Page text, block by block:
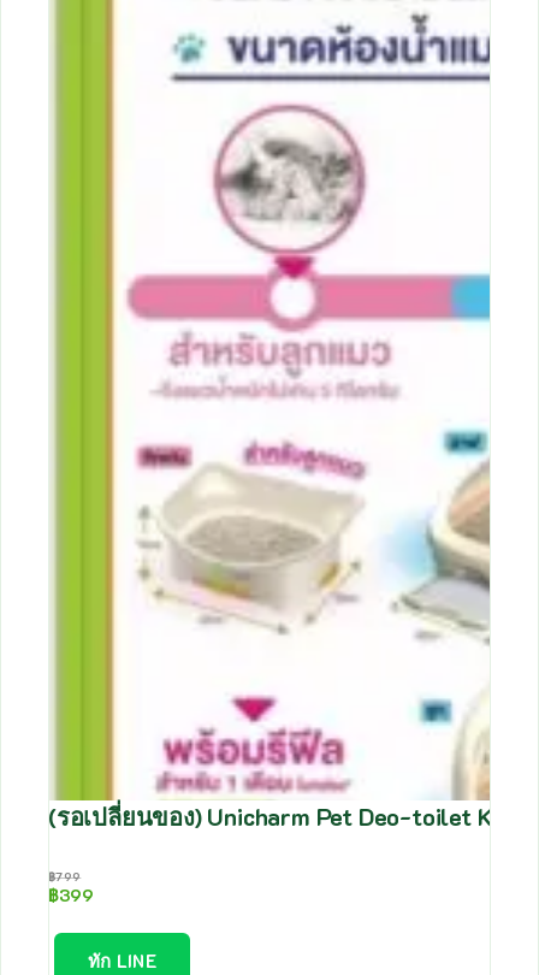
(รอเปลี่ยนของ) Unicharm Pet Deo-toilet
฿799
฿399
ทัก LINE